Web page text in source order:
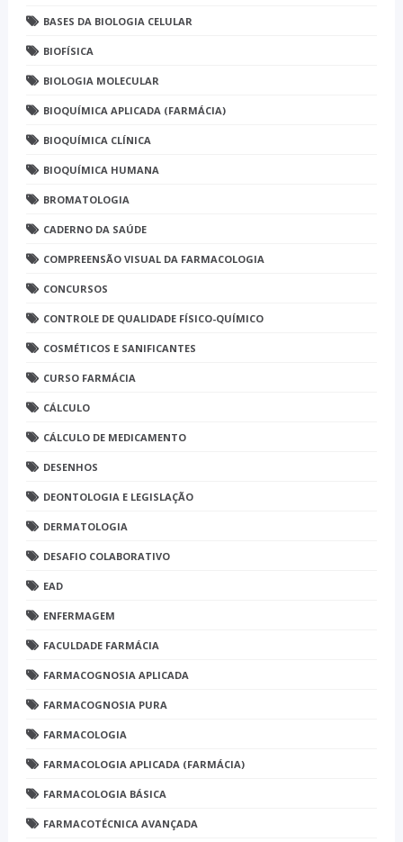
BASES DA BIOLOGIA CELULAR
BIOFÍSICA
BIOLOGIA MOLECULAR
BIOQUÍMICA APLICADA (FARMÁCIA)
BIOQUÍMICA CLÍNICA
BIOQUÍMICA HUMANA
BROMATOLOGIA
CADERNO DA SAÚDE
COMPREENSÃO VISUAL DA FARMACOLOGIA
CONCURSOS
CONTROLE DE QUALIDADE FÍSICO-QUÍMICO
COSMÉTICOS E SANIFICANTES
CURSO FARMÁCIA
CÁLCULO
CÁLCULO DE MEDICAMENTO
DESENHOS
DEONTOLOGIA E LEGISLAÇÃO
DERMATOLOGIA
DESAFIO COLABORATIVO
EAD
ENFERMAGEM
FACULDADE FARMÁCIA
FARMACOGNOSIA APLICADA
FARMACOGNOSIA PURA
FARMACOLOGIA
FARMACOLOGIA APLICADA (FARMÁCIA)
FARMACOLOGIA BÁSICA
FARMACOTÉCNICA AVANÇADA